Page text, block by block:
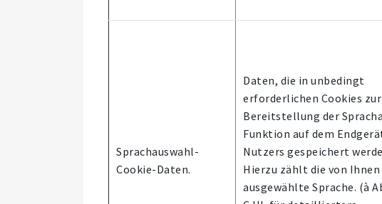
Sprachauswahl-
Cookie-Daten.
Daten, die in unbedingt
erforderlichen Cookies zur
Bereitstellung der
Funktion auf dem
Nutzers gespeichert
Hierzu zählt die von Ihnen
ausgewählte Sprache. (à